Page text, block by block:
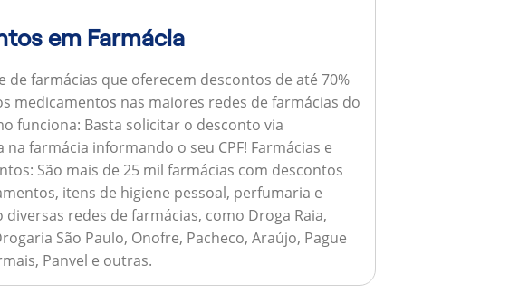
em Farmácia
de farmácias que oferecem descontos de até 70%
medicamentos nas maiores redes de farmácias do
funciona: Basta solicitar o desconto via
na farmácia informando o seu CPF! Farmácias e
São mais de 25 mil farmácias com descontos
itens de higiene pessoal, perfumaria e
diversas redes de farmácias, como Droga Raia,
São Paulo, Onofre, Pacheco, Araújo, Pague
Panvel e outras.